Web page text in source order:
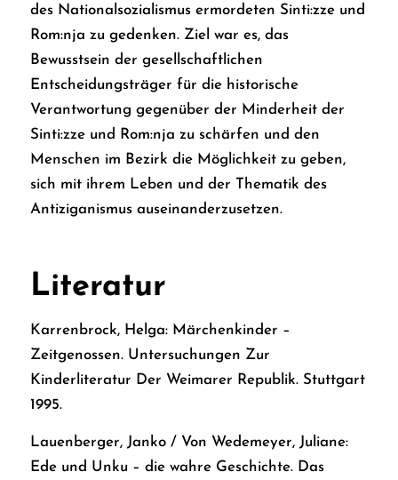
des Nationalsozialismus ermordeten Sinti:zze und
Rom:nja zu gedenken. Ziel war es, das
Bewusstsein der gesellschaftlichen
Entscheidungsträger für die historische
Verantwortung gegenüber der Minderheit der
Sinti:zze und Rom:nja zu schärfen und den
Menschen im Bezirk die Möglichkeit zu geben,
sich mit ihrem Leben und der Thematik des
Antiziganismus auseinanderzusetzen.
Literatur
Karrenbrock, Helga: Märchenkinder –
Zeitgenossen. Untersuchungen Zur
Kinderliteratur Der Weimarer Republik. Stuttgart
1995.
Lauenberger, Janko / Von Wedemeyer, Juliane:
Ede und Unku – die wahre Geschichte. Das